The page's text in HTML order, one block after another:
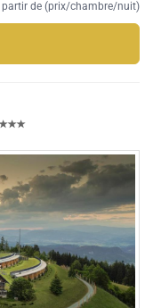
partir de (prix/chambre/nuit)